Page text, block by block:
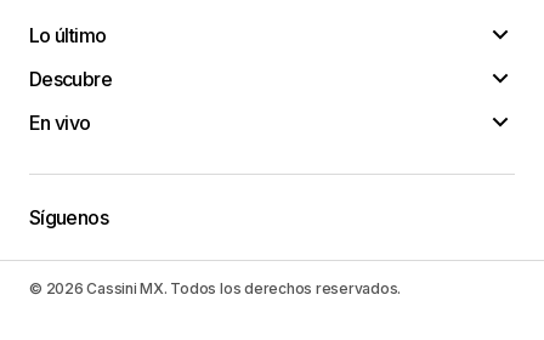
Lo último
Descubre
En vivo
Síguenos
© 2026 Cassini MX. Todos los derechos reservados.